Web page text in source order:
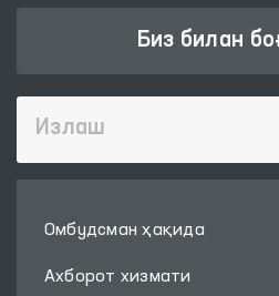
Биз билан
Омбудсман ҳақида
Ахборот хизмати